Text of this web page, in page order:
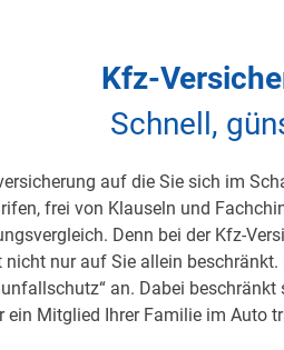
Kfz-
Schnell,
auf die Sie sich im
frei von Klauseln und
Denn bei der Kfz-
nicht nur auf Sie allein
an. Dabei
ein Mitglied Ihrer Familie im Auto